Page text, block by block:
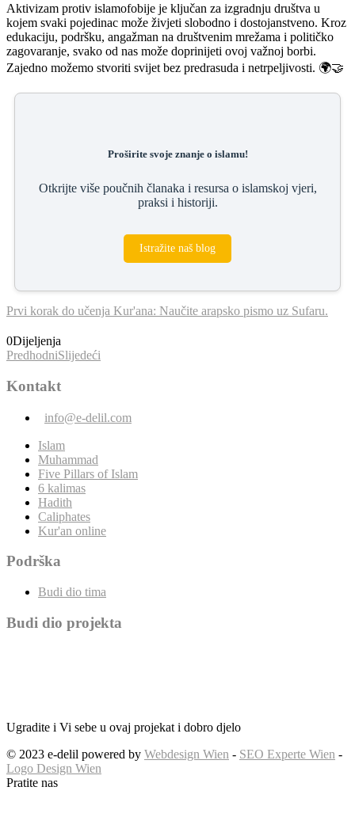
Aktivizam protiv islamofobije je ključan za izgradnju društva u
kojem svaki pojedinac može živjeti slobodno i dostojanstveno. Kroz
edukaciju, podršku, angažman na društvenim mrežama i političko
zagovaranje, svako od nas može doprinijeti ovoj važnoj borbi.
Zajedno možemo stvoriti svijet bez predrasuda i netrpeljivosti. 🌍🤝
Proširite svoje znanje o islamu!
Otkrijte više poučnih članaka i resursa o islamskoj vjeri,
praksi i historiji.
Istražite naš blog
Prvi korak do učenja Kur'ana: Naučite arapsko pismo uz Sufaru.
0Dijeljenja
PredhodniSlijedeći
Kontakt
info@e-delil.com
Islam
Muhammad
Five Pillars of Islam
6 kalimas
Hadith
Caliphates
Kur'an online
Podrška
Budi dio tima
Budi dio projekta
Ugradite i Vi sebe u ovaj projekat i dobro djelo
© 2023 e-delil powered by Webdesign Wien - SEO Experte Wien -
Logo Design Wien
Pratite nas